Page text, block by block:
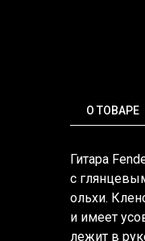
О ТОВАРЕ
Гитара
с
ольхи.
и имеет
лежит в